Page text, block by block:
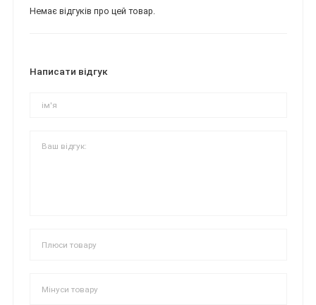
Немає відгуків про цей товар.
Написати відгук